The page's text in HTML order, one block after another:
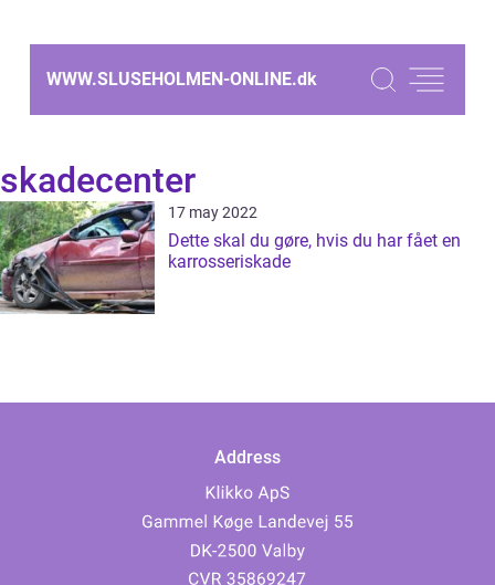
WWW.SLUSEHOLMEN-ONLINE.dk
skadecenter
17 may 2022
Dette skal du gøre, hvis du har fået en
karrosseriskade
Address